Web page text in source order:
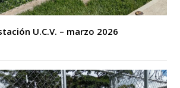
U.C.V. – marzo 2026